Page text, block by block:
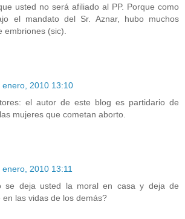
usted no será afiliado al PP. Porque como
el mandato del Sr. Aznar, hubo muchos
embriones (sic).
enero, 2010 13:10
el autor de este blog es partidario de
mujeres que cometan aborto.
enero, 2010 13:11
se deja usted la moral en casa y deja de
las vidas de los demás?